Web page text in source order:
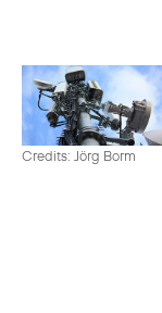
Credits: Jörg Borm